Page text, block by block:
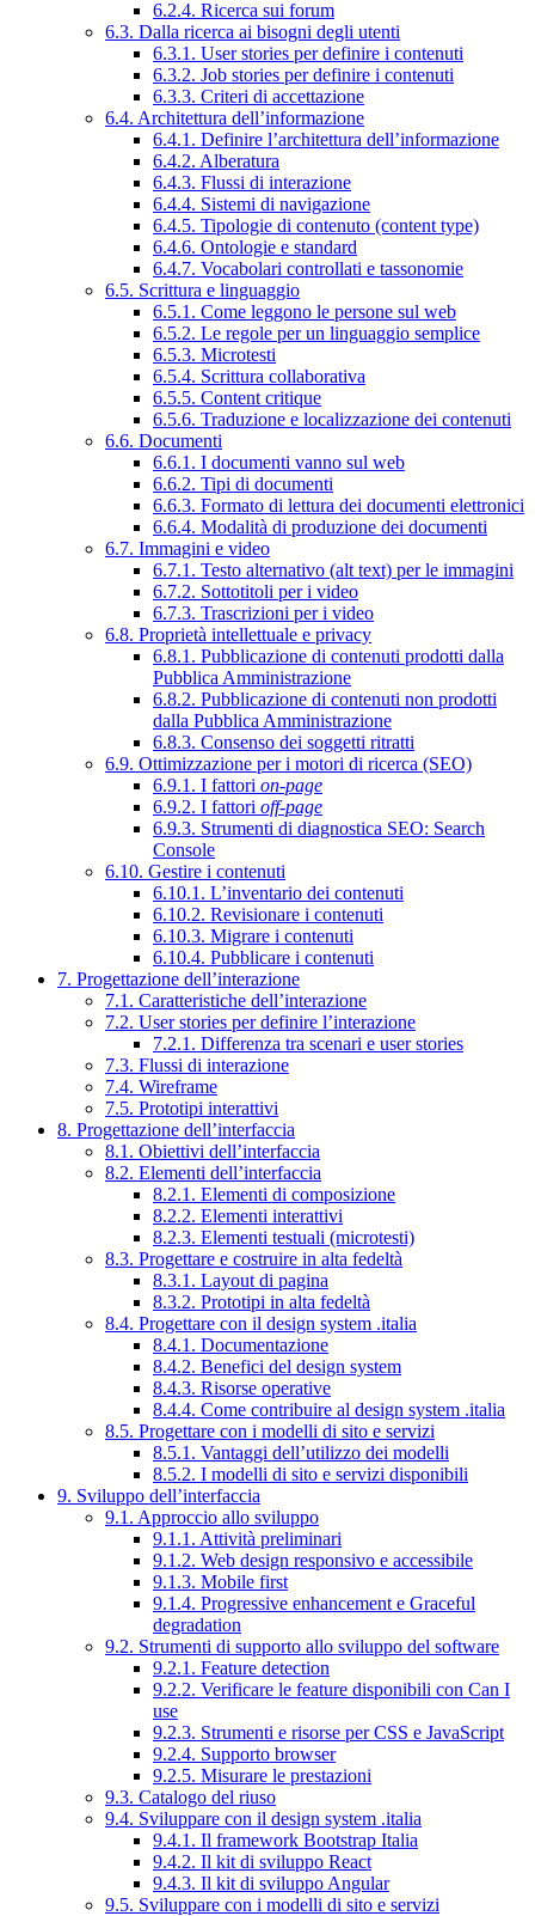
6.2.4. Ricerca sui forum
6.3. Dalla ricerca ai bisogni degli utenti
6.3.1. User stories per definire i contenuti
6.3.2. Job stories per definire i contenuti
6.3.3. Criteri di accettazione
6.4. Architettura dell’informazione
6.4.1. Definire l’architettura dell’informazione
6.4.2. Alberatura
6.4.3. Flussi di interazione
6.4.4. Sistemi di navigazione
6.4.5. Tipologie di contenuto (content type)
6.4.6. Ontologie e standard
6.4.7. Vocabolari controllati e tassonomie
6.5. Scrittura e linguaggio
6.5.1. Come leggono le persone sul web
6.5.2. Le regole per un linguaggio semplice
6.5.3. Microtesti
6.5.4. Scrittura collaborativa
6.5.5. Content critique
6.5.6. Traduzione e localizzazione dei contenuti
6.6. Documenti
6.6.1. I documenti vanno sul web
6.6.2. Tipi di documenti
6.6.3. Formato di lettura dei documenti elettronici
6.6.4. Modalità di produzione dei documenti
6.7. Immagini e video
6.7.1. Testo alternativo (alt text) per le immagini
6.7.2. Sottotitoli per i video
6.7.3. Trascrizioni per i video
6.8. Proprietà intellettuale e privacy
6.8.1. Pubblicazione di contenuti prodotti dalla
Pubblica Amministrazione
6.8.2. Pubblicazione di contenuti non prodotti
dalla Pubblica Amministrazione
6.8.3. Consenso dei soggetti ritratti
6.9. Ottimizzazione per i motori di ricerca (SEO)
6.9.1. I fattori on-page
6.9.2. I fattori off-page
6.9.3. Strumenti di diagnostica SEO: Search
Console
6.10. Gestire i contenuti
6.10.1. L’inventario dei contenuti
6.10.2. Revisionare i contenuti
6.10.3. Migrare i contenuti
6.10.4. Pubblicare i contenuti
7. Progettazione dell’interazione
7.1. Caratteristiche dell’interazione
7.2. User stories per definire l’interazione
7.2.1. Differenza tra scenari e user stories
7.3. Flussi di interazione
7.4. Wireframe
7.5. Prototipi interattivi
8. Progettazione dell’interfaccia
8.1. Obiettivi dell’interfaccia
8.2. Elementi dell’interfaccia
8.2.1. Elementi di composizione
8.2.2. Elementi interattivi
8.2.3. Elementi testuali (microtesti)
8.3. Progettare e costruire in alta fedeltà
8.3.1. Layout di pagina
8.3.2. Prototipi in alta fedeltà
8.4. Progettare con il design system .italia
8.4.1. Documentazione
8.4.2. Benefici del design system
8.4.3. Risorse operative
8.4.4. Come contribuire al design system .italia
8.5. Progettare con i modelli di sito e servizi
8.5.1. Vantaggi dell’utilizzo dei modelli
8.5.2. I modelli di sito e servizi disponibili
9. Sviluppo dell’interfaccia
9.1. Approccio allo sviluppo
9.1.1. Attività preliminari
9.1.2. Web design responsivo e accessibile
9.1.3. Mobile first
9.1.4. Progressive enhancement e Graceful
degradation
9.2. Strumenti di supporto allo sviluppo del software
9.2.1. Feature detection
9.2.2. Verificare le feature disponibili con Can I
use
9.2.3. Strumenti e risorse per CSS e JavaScript
9.2.4. Supporto browser
9.2.5. Misurare le prestazioni
9.3. Catalogo del riuso
9.4. Sviluppare con il design system .italia
9.4.1. Il framework Bootstrap Italia
9.4.2. Il kit di sviluppo React
9.4.3. Il kit di sviluppo Angular
9.5. Sviluppare con i modelli di sito e servizi